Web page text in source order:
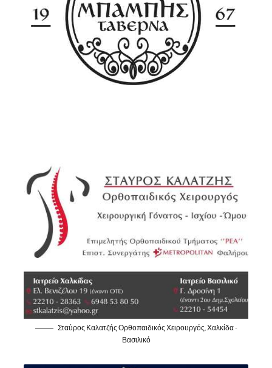
Σταύρος Καλατζής Ορθοπαιδικός Χειρουργός, Χαλκίδα -
Βασιλικό